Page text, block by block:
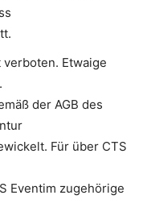
Etwaige
der AGB des
Für über CTS
Eventim zugehörige